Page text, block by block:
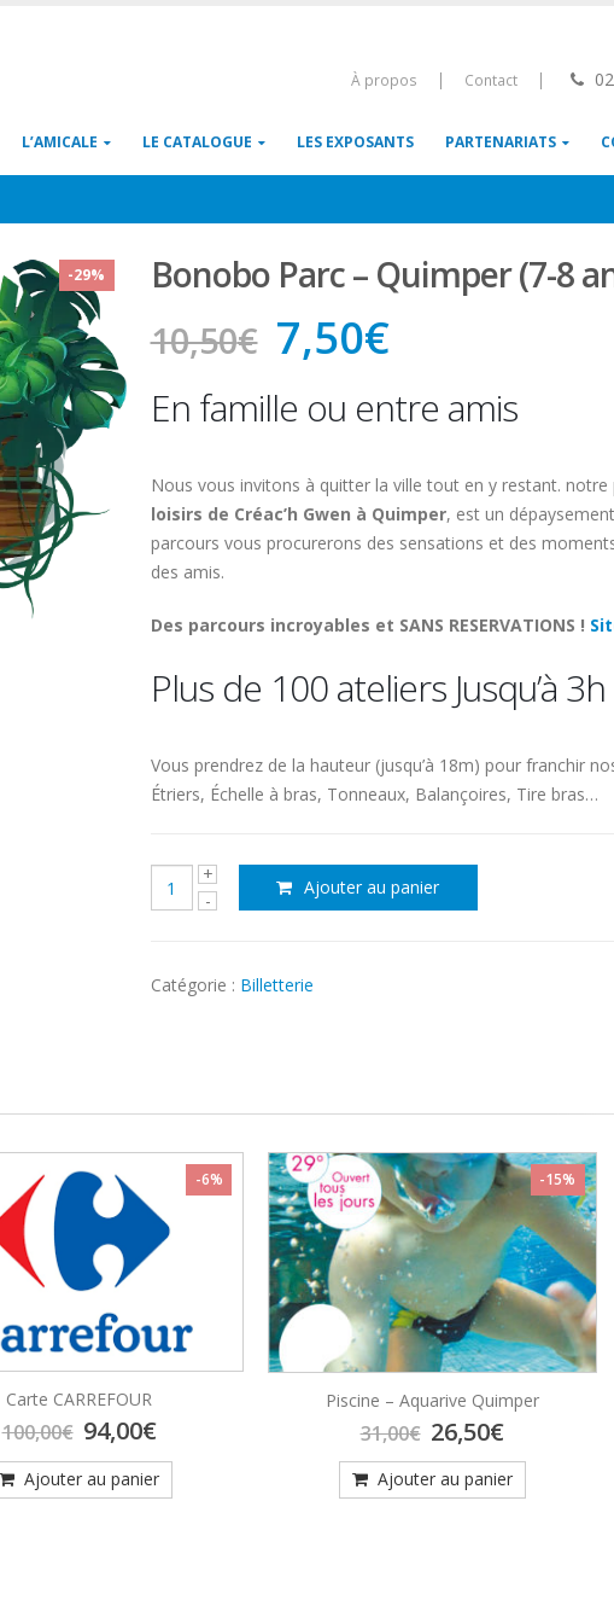
À propos | Contact |
L’AMICALE LE CATALOGUE LES EXPOSANTS PARTENARIATS
-29% Bonobo Parc – Quimper (7-8
10,50€ Le
prix
initial
était :
10,50€.
7,50€Le
actuel
est :
7,50€.
En famille ou entre amis
Nous vous invitons à quitter la ville tout en y restant. notre
loisirs de Créac’h Gwen à Quimper, est un
parcours vous procurerons des sensations et des
des amis.
Des parcours incroyables et SANS RESERVATIONS !
Plus de 100 ateliers Jusqu’à 3h
Vous prendrez de la hauteur (jusqu’à 18m) pour franchir
Étriers, Échelle à bras, Tonneaux, Balançoires, Tire bras…
quantité
-
Ajouter au panier
Catégorie : Billetterie
-6%
Carte CARREFOUR
100,00€ Le
prix
initial
était :
94,00€Le
actuel
est :
Ajouter au panier
-15%
Piscine – Aquarive Quimper
31,00€ Le
prix
initial
était :
26,50€Le
prix
actuel
est :
Ajouter au panier